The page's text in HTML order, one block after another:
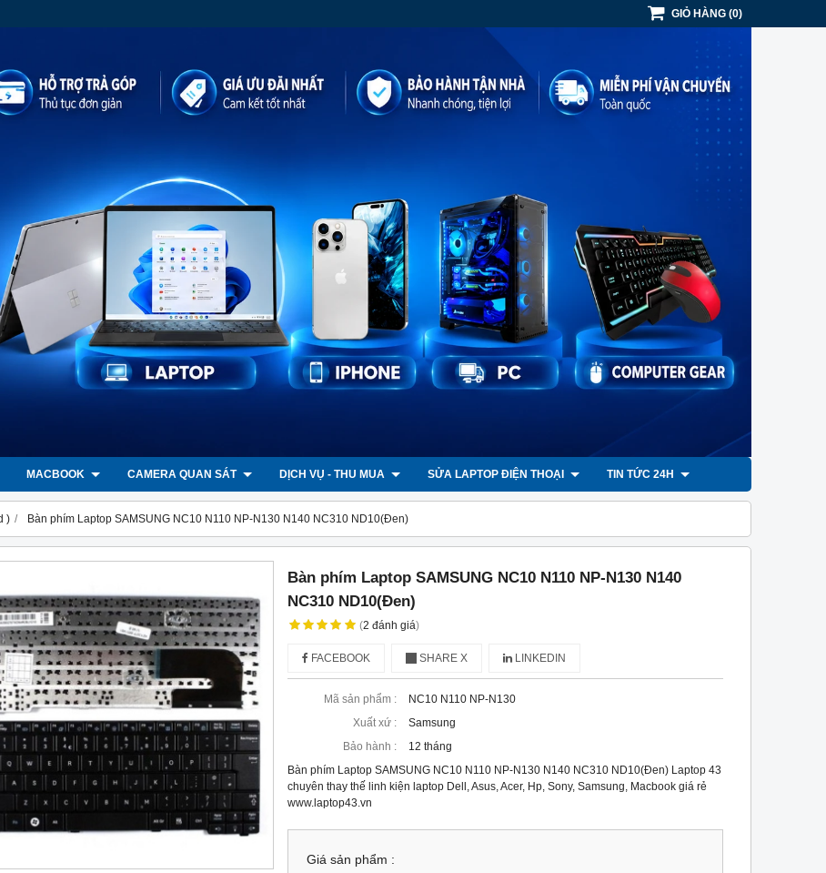
GIỎ HÀNG (0)
MACBOOK CAMERA QUAN SÁT DỊCH VỤ - THU MUA SỬA LAPTOP ĐIỆN THOẠI TIN TỨC 24H
) Bàn phím Laptop SAMSUNG NC10 N110 NP-N130 N140 NC310 ND10(Đen)
Bàn phím Laptop SAMSUNG NC10 N110 NP-N130 N140
NC310 ND10(Đen)
(2đánh giá)
FACEBOOK SHARE X LINKEDIN
Mã sản phẩm :
NC10 N110 NP-N130
Xuất xứ :
Samsung
Bảo hành :
12 tháng
Bàn phím Laptop SAMSUNG NC10 N110 NP-N130 N140 NC310 ND10(Đen) Laptop 43
chuyên thay thế linh kiện laptop Dell, Asus, Acer, Hp, Sony, Samsung, Macbook giá rẻ
www.laptop43.vn
Giá sản phẩm :